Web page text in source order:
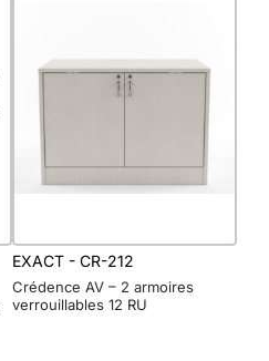
EXACT - CR-212
Crédence AV – 2 armoires
verrouillables 12 RU